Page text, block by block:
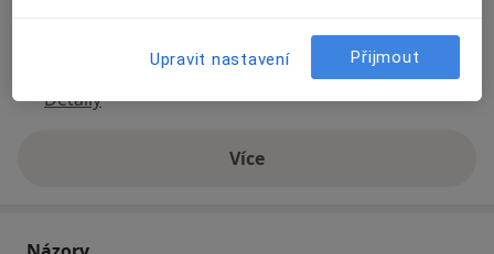
Způsoby platby (soukromé návštěvy)
Na teto adrese lékař přijímá pacienty na pojišťovnu
Detaily
Víceo adrese
Upravit nastavení Přijmout